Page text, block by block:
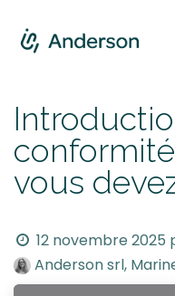
vous
12 novembre 2025
Anderson srl,